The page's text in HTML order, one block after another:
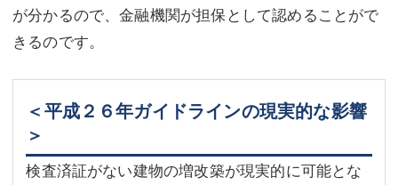
が分かるので、金融機関が担保として認めることがで
きるのです。
＜平成２６年ガイドラインの現実的な影響
＞
検査済証がない建物の増改築が現実的に可能とな